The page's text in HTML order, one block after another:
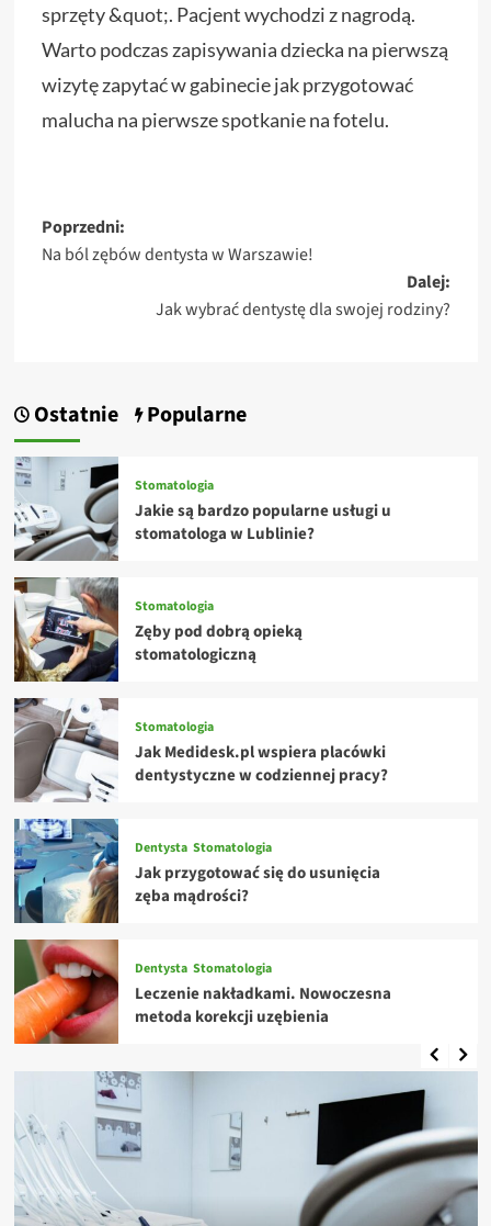
sprzęty &quot;. Pacjent wychodzi z nagrodą.
Warto podczas zapisywania dziecka na pierwszą
wizytę zapytać w gabinecie jak przygotować
malucha na pierwsze spotkanie na fotelu.
Zobacz
wpisy
Poprzedni:
Na ból zębów dentysta w Warszawie!
Dalej:
Jak wybrać dentystę dla swojej rodziny?
Ostatnie Popularne
Stomatologia
Jakie są bardzo popularne usługi u
stomatologa w Lublinie?
Stomatologia
Zęby pod dobrą opieką
stomatologiczną
Stomatologia
Jak Medidesk.pl wspiera placówki
dentystyczne w codziennej pracy?
Dentysta Stomatologia
Jak przygotować się do usunięcia
zęba mądrości?
Dentysta Stomatologia
Leczenie nakładkami. Nowoczesna
metoda korekcji uzębienia